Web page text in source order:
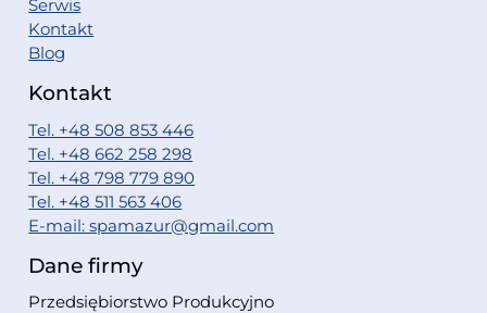
Serwis
Kontakt
Blog
Kontakt
Tel. +48 508 853 446
Tel. +48 662 258 298
Tel. +48 798 779 890
Tel. +48 511 563 406
E-mail: spamazur@gmail.com
Dane firmy
Przedsiębiorstwo Produkcyjno